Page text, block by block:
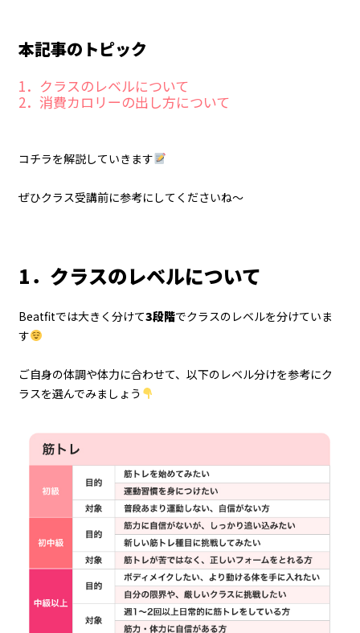
本記事のトピック
1．クラスのレベルについて
2．消費カロリーの出し方について
コチラを解説していきます
ぜひクラス受講前に参考にしてくださいね～
1．クラスのレベルについて
Beatfitでは大きく分けて3段階でクラスのレベルを分けていま
す
ご自身の体調や体力に合わせて、以下のレベル分けを参考にク
ラスを選んでみましょう